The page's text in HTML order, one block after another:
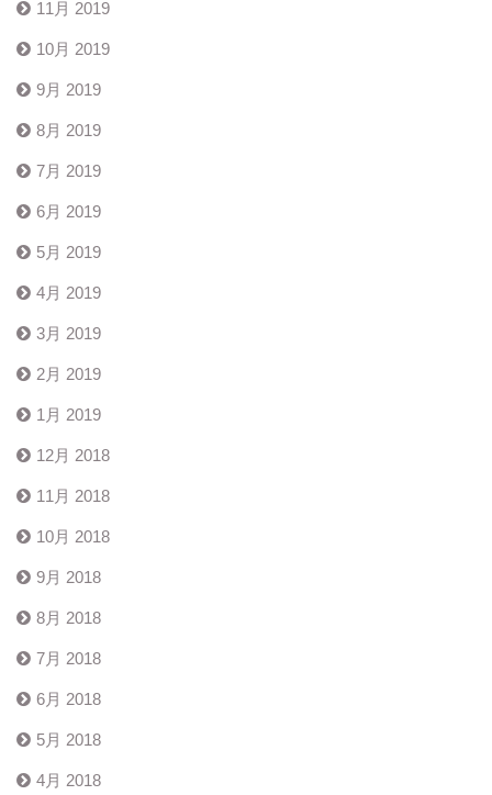
11月 2019
10月 2019
9月 2019
8月 2019
7月 2019
6月 2019
5月 2019
4月 2019
3月 2019
2月 2019
1月 2019
12月 2018
11月 2018
10月 2018
9月 2018
8月 2018
7月 2018
6月 2018
5月 2018
4月 2018